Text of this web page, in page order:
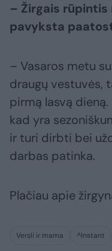
– Žirgais
pavyksta
– Vasaros metu
draugų vestuvės,
pirmą lasvą
kad yra
ir turi dirbti bei
darbas patinka.
Plačiau apie
Versli ir mama ^Instant